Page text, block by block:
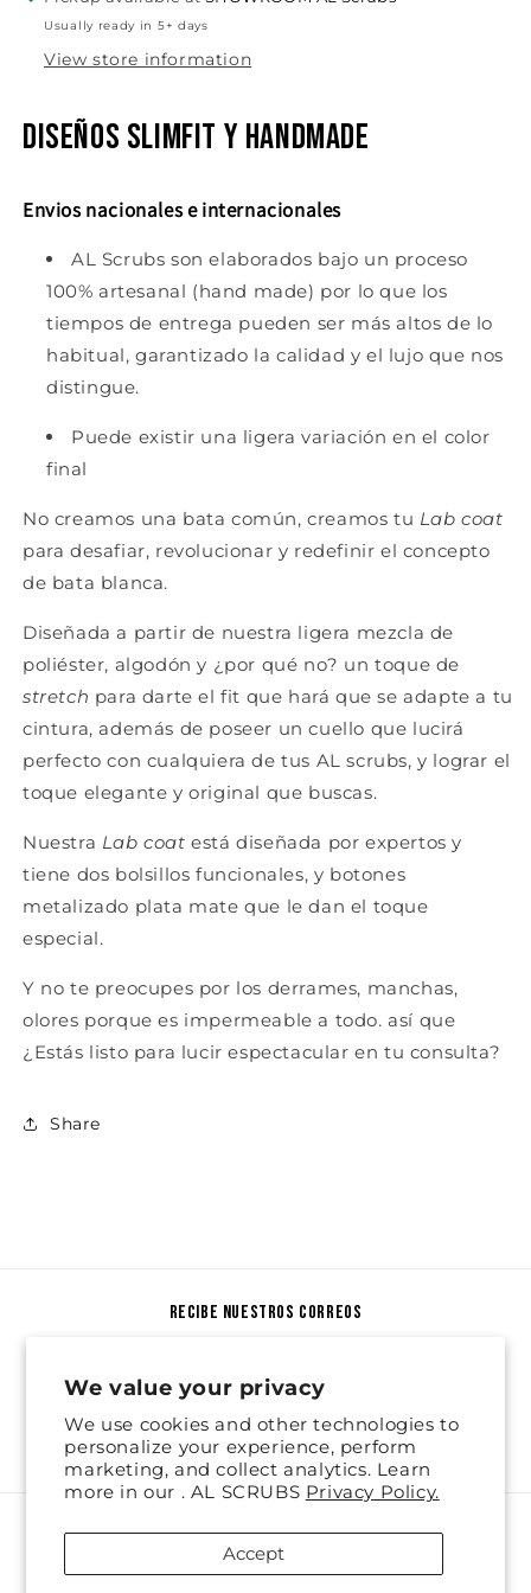
We value your privacy
We use cookies and other technologies to
personalize your experience, perform
marketing, and collect analytics. Learn
more in our . AL SCRUBS Privacy Policy.
Accept
Usually ready in 5+ days
View store information
Diseños slimfit y handmade
Envios nacionales e internacionales
AL Scrubs son elaborados bajo un proceso
100% artesanal (hand made) por lo que los
tiempos de entrega pueden ser más altos de lo
habitual, garantizado la calidad y el lujo que nos
distingue.
Puede existir una ligera variación en el color
final
No creamos una bata común, creamos tu Lab coat
para desafiar, revolucionar y redefinir el concepto
de bata blanca.
Diseñada a partir de nuestra ligera mezcla de
poliéster, algodón y ¿por qué no? un toque de
stretch para darte el fit que hará que se adapte a tu
cintura, además de poseer un cuello que lucirá
perfecto con cualquiera de tus AL scrubs, y lograr el
toque elegante y original que buscas.
Nuestra Lab coatestá diseñada por expertos y
tiene dos bolsillos funcionales, y botones
metalizado plata mate que le dan el toque
especial.
Y no te preocupes por los derrames, manchas,
olores porque es impermeable a todo. así que
¿Estás listo para lucir espectacular en tu consulta?
Share
recibe nuestros correos
Email
FacebookInstagram
methods